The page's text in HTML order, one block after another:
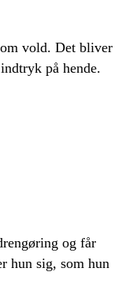
vold. Det bliver
på hende.
og får
hun sig, som hun